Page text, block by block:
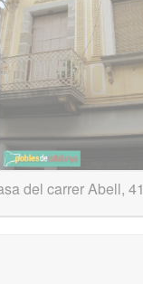
del carrer Abell, 41